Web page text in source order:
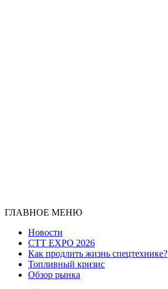
ГЛАВНОЕ МЕНЮ
Новости
CTT EXPO 2026
Как продлить жизнь спецтехнике?
Топливный кризис
Обзор рынка